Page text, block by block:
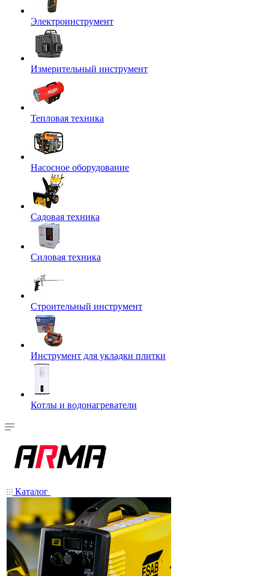
Электроинструмент
Измерительный инструмент
Тепловая техника
Насосное оборудование
Садовая техника
Силовая техника
Строительный инструмент
Инструмент для укладки плитки
Котлы и водонагреватели
Каталог